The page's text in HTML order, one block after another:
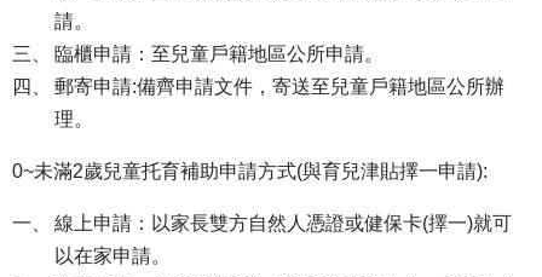
請。
臨櫃申請：至兒童戶籍地區公所申請。
郵寄申請:備齊申請文件，寄送至兒童戶籍地區公所辦
理。
0~未滿2歲兒童托育補助申請方式(與育兒津貼擇一申請):
線上申請：以家長雙方自然人憑證或健保卡(擇一)就可
以在家申請。